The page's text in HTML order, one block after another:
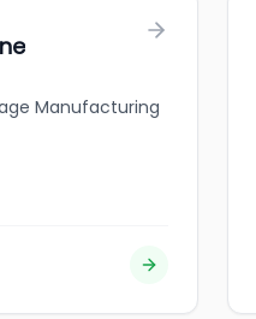
Manufacturing